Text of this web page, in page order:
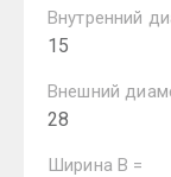
Внутренний
15
Внешний
28
Ширина B =